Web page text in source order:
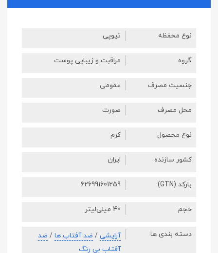
نوع محفظه تیوپی
گروه مراقبت و زیبایی پوست
جنسیت مصرف عمومی
محل مصرف صورت
نوع محصول کرم
کشور سازنده ایران
بارکد (GTN) 626991601259
حجم 40 میلی‌لیتر
دسته بندی ها آرایشی / ضد آفتاب ها / ضد
آفتاب بی رنگ